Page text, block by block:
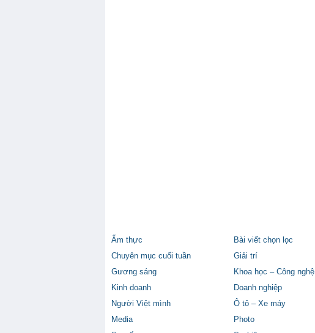
Ẩm thực Bài viết chọn lọc
Chuyên mục cuối tuần
Giải trí
Gương sáng
Khoa học – Công nghệ
Kinh doanh
Doanh nghiệp
Người Việt mình
Ô tô – Xe máy
Media
Photo